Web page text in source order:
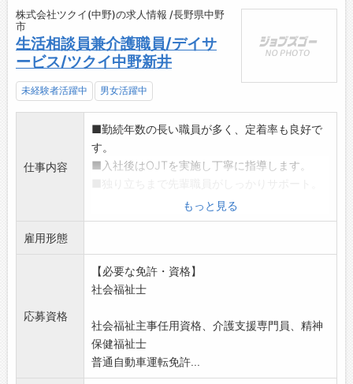
株式会社ツクイ(中野)の求人情報 /長野県中野
市
生活相談員兼介護職員/デイサ
ービス/ツクイ中野新井
未経験者活躍中 男女活躍中
仕事内容
■勤続年数の長い職員が多く、定着率も良好で
す。
■入社後はOJTを実施し丁寧に指導します。
・お客様やご家族に対する生活上の相談援助
族の状況を踏まえた
個別援助計画作成、および実施、評価
・契約等各種手続き、介護業務、送迎時の添乗
※車の運転業務をお願いすることがあります
※事業所定員人数:60名 ※平均介護度:2.3
※子育て世代スタッフ:4割 ※平均勤続年数:5年
もっと見る
雇用形態
応募資格
【必要な免許・資格】
社会福祉士
社会福祉主事任用資格、介護支援専門員、精神
保健福祉士
普通自動車運転免許...